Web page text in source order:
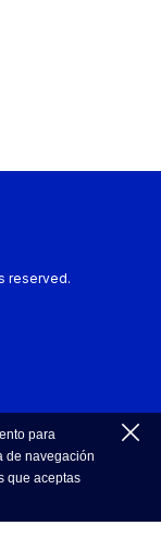
reserved.
para
de navegación
que aceptas